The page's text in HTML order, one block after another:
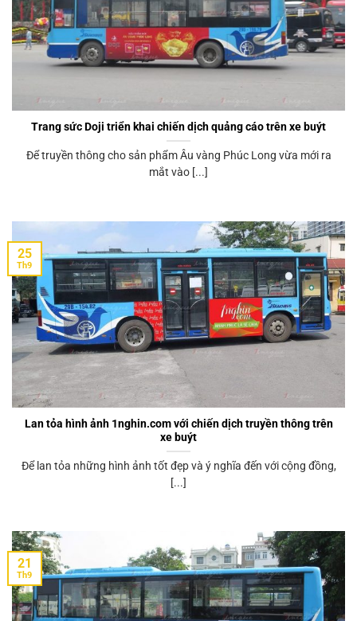
Trang sức Doji triển khai chiến dịch quảng cáo trên xe buýt
Để truyền thông cho sản phẩm Âu vàng Phúc Long vừa mới ra
mắt vào [...]
Lan tỏa hình ảnh 1nghin.com với chiến dịch truyền thông trên
xe buýt
Để lan tỏa những hình ảnh tốt đẹp và ý nghĩa đến với cộng đồng,
[...]
25
Th9
21
Th9